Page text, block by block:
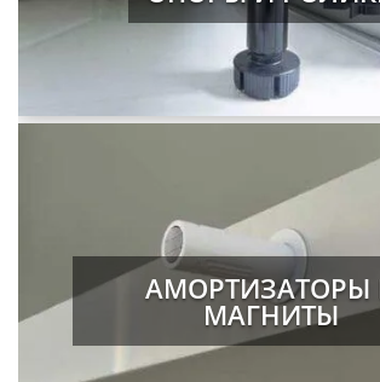
АМОРТИЗАТОРЫ
МАГНИТЫ